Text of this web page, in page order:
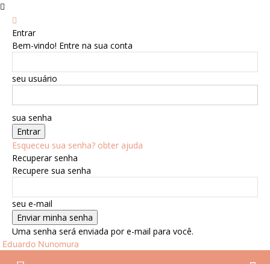
Entrar
Bem-vindo! Entre na sua conta
seu usuário
sua senha
Esqueceu sua senha? obter ajuda
Recuperar senha
Recupere sua senha
seu e-mail
Uma senha será enviada por e-mail para você.
Eduardo Nunomura